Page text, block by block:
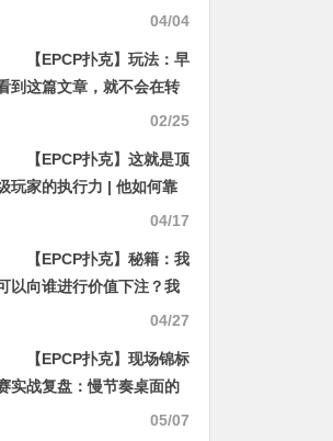
GAME全球开播，巅峰对决
04/04
【EPCP扑克】玩法：早
到这篇文章，就不会在转
02/25
【EPCP扑克】这就是顶
玩家的执行力 | 他如何靠
04/17
【EPCP扑克】秘籍：我
以向谁进行价值下注？我
04/27
【EPCP扑克】现场锦标
实战复盘：慢节奏桌面的
A-K，我选择了一条非常规
05/07